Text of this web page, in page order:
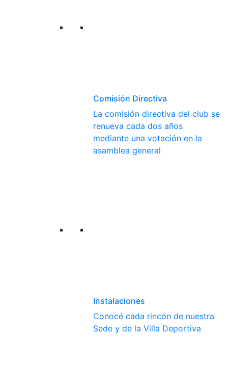
Comisión Directiva
La comisión directiva del club se
renueva cada dos años
mediante una votación en la
asamblea general
Instalaciones
Conocé cada rincón de nuestra
Sede y de la Villa Deportiva